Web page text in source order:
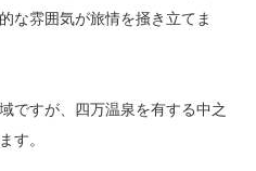
な雰囲気が旅情を掻き立てま
ですが、四万温泉を有する中之
す。